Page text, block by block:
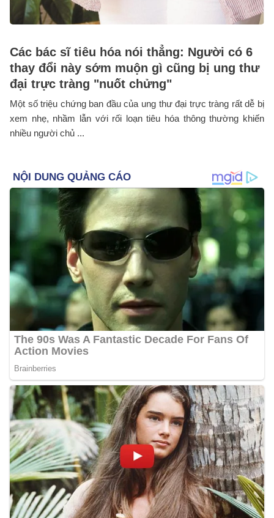
Các bác sĩ tiêu hóa nói thẳng: Người có 6
thay đổi này sớm muộn gì cũng bị ung thư
đại trực tràng "nuốt chửng"
Một số triệu chứng ban đầu của ung thư đại trực tràng rất dễ bị
xem nhẹ, nhầm lẫn với rối loạn tiêu hóa thông thường khiến
nhiều người chủ ...